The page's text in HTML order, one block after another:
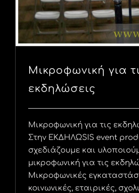
Μικροφωνική για
εκδηλώσεις
Μικροφωνική για τις
Στην ΕΚΔΗΛΩSIS event
σχεδιάζουμε και
μικροφωνική για τις
Μικροφωνικές
κοινωνικές, εταιρικές,